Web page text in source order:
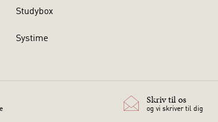
Studybox
Systime
Skriv til os
og vi skriver til dig